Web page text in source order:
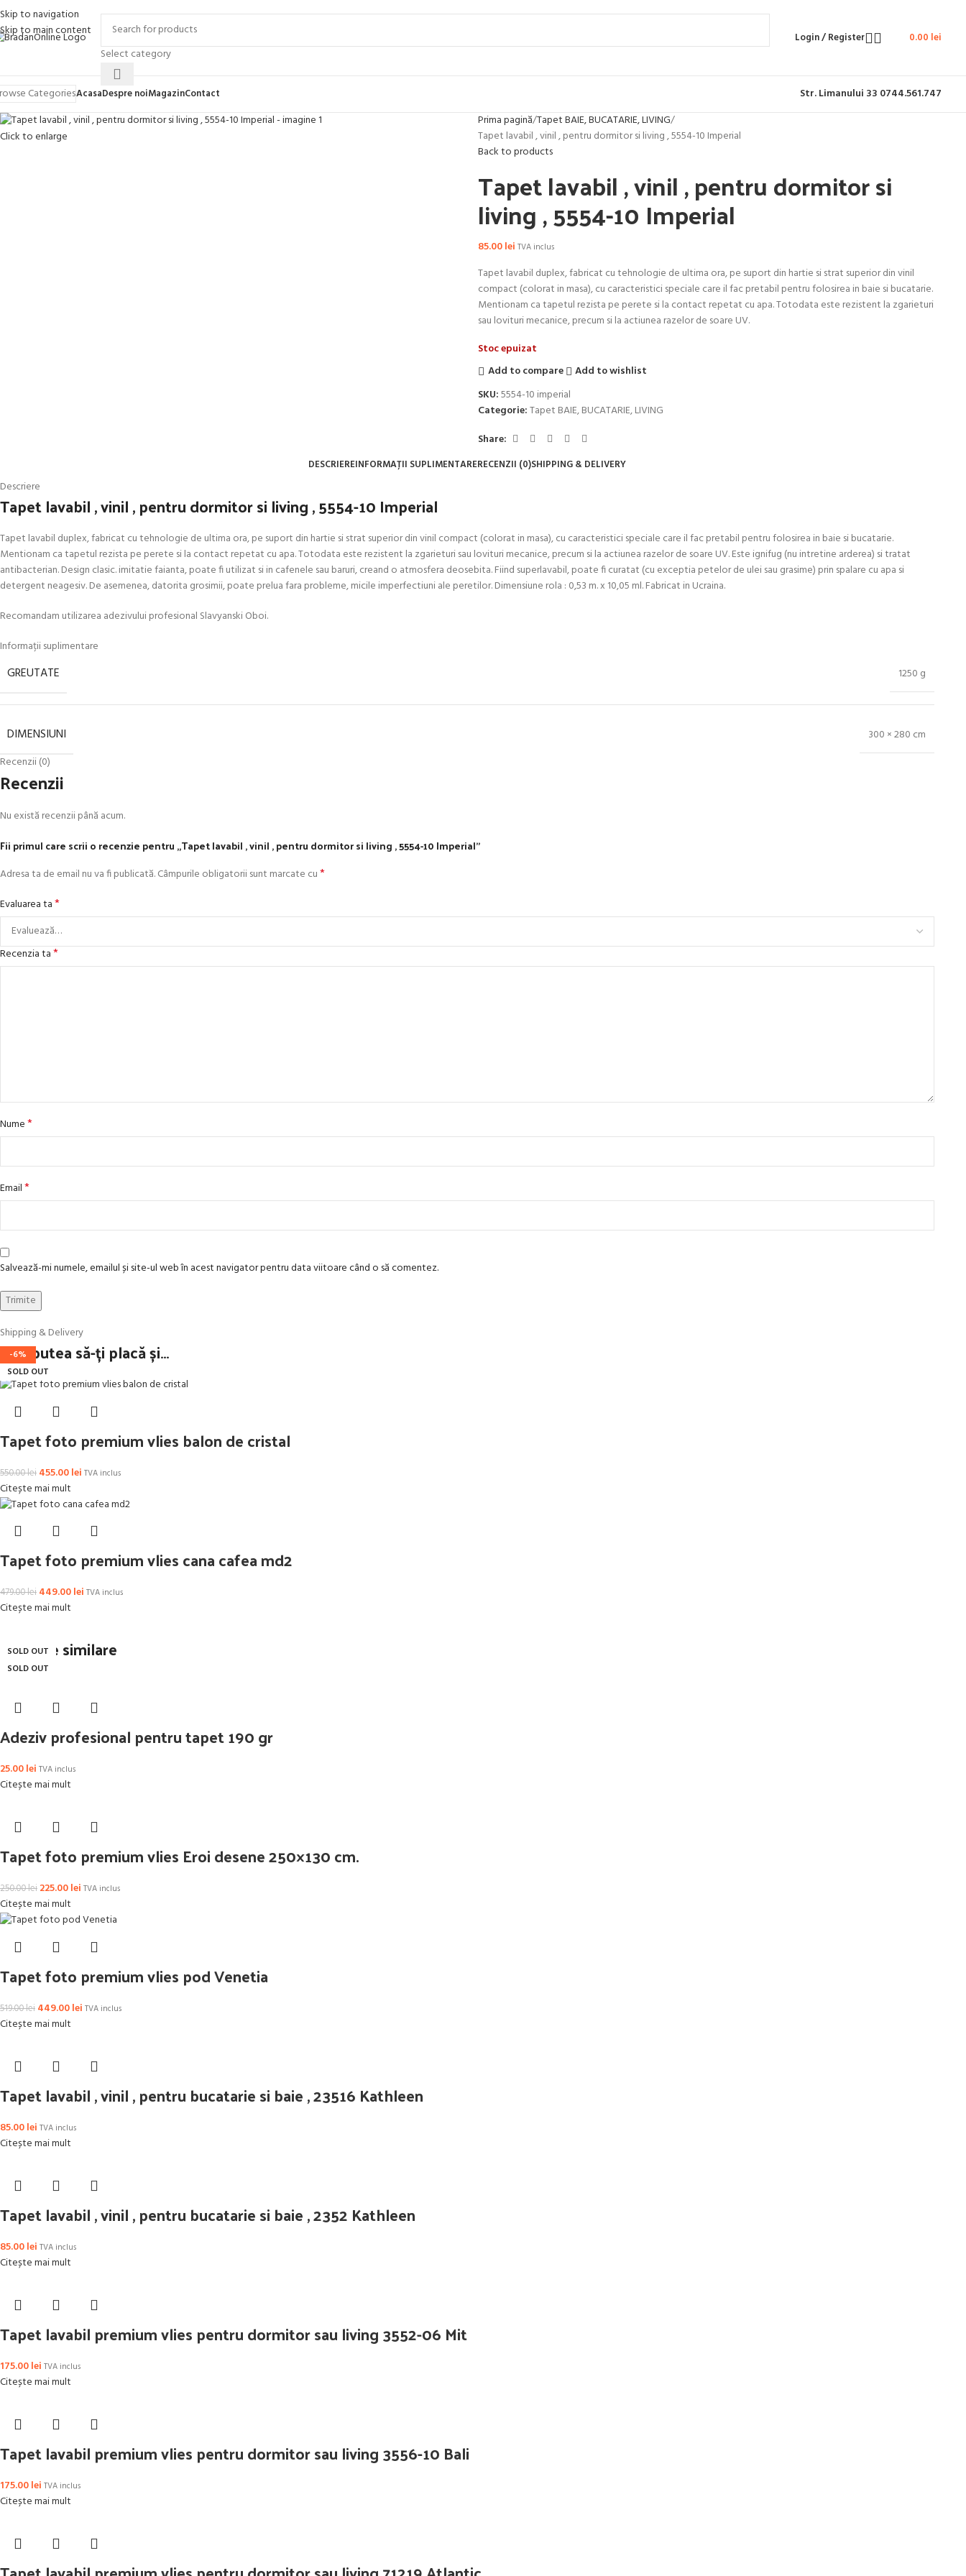
Skip to navigation
Skip to main content
Select category
Login / Register 0.00 lei
CategoriesAcasaDespre noiMagazinContact Str. Limanului 33 0744.561.747
SOLD OUT
Click to enlarge
Prima pagină Tapet BAIE, BUCATARIE, LIVING
Tapet lavabil , vinil , pentru dormitor si living , 5554-10 Imperial
Back to products
Tapet lavabil , vinil , pentru dormitor si
living , 5554-10 Imperial
85.00lei TVA inclus
Tapet lavabil duplex, fabricat cu tehnologie de ultima ora, pe suport din hartie si strat superior din vinil
compact (colorat in masa), cu caracteristici speciale care il fac pretabil pentru folosirea in baie si bucatarie.
Mentionam ca tapetul rezista pe perete si la contact repetat cu apa. Totodata este rezistent la zgarieturi
sau lovituri mecanice, precum si la actiunea razelor de soare UV.
Stoc epuizat
Add to compare
Add to wishlist
SKU:5554-10 imperial
Categorie:Tapet BAIE, BUCATARIE, LIVING
Share:
DESCRIEREINFORMAȚII SUPLIMENTARERECENZII (0)SHIPPING & DELIVERY
Descriere
Tapet lavabil , vinil , pentru dormitor si living , 5554-10 Imperial
Tapet lavabil duplex, fabricat cu tehnologie de ultima ora, pe suport din hartie si strat superior din vinil compact (colorat in masa), cu caracteristici speciale care il fac pretabil pentru folosirea in baie si bucatarie.
Mentionam ca tapetul rezista pe perete si la contact repetat cu apa. Totodata este rezistent la zgarieturi sau lovituri mecanice, precum si la actiunea razelor de soare UV. Este ignifug (nu intretine arderea) si tratat
antibacterian. Design clasic. imitatie faianta, poate fi utilizat si in cafenele sau baruri, creand o atmosfera deosebita. Fiind superlavabil, poate fi curatat (cu exceptia petelor de ulei sau grasime) prin spalare cu apa si
detergent neagesiv. De asemenea, datorita grosimii, poate prelua fara probleme, micile imperfectiuni ale peretilor. Dimensiune rola : 0,53 m. x 10,05 ml. Fabricat in Ucraina.
Recomandam utilizarea adezivului profesional Slavyanski Oboi.
Informații suplimentare
GREUTATE 1250 g
DIMENSIUNI
300 × 280 cm
Recenzii (0)
Recenzii
Nu există recenzii până acum.
Fii primul care scrii o recenzie pentru „Tapet lavabil , vinil , pentru dormitor si living , 5554-10 Imperial”
Adresa ta de email nu va fi publicată.Câmpurile obligatorii sunt marcate cu*
Evaluarea ta*
Recenzia ta*
Nume*
Email*
Salvează-mi numele, emailul și site-ul web în acest navigator pentru data viitoare când o să comentez.
Shipping & Delivery
S-ar putea să-ți placă și…
-17%
SOLD OUT
Tapet foto premium vlies balon de cristal
550.00lei 455.00lei TVA inclus
Citește mai mult
-6%
SOLD OUT
Tapet foto premium vlies cana cafea md2
479.00lei 449.00lei TVA inclus
Citește mai mult
Produse similare
SOLD OUT
Adeziv profesional pentru tapet 190 gr
25.00lei TVA inclus
Citește mai mult
-10%
SOLD OUT
Tapet foto premium vlies Eroi desene 250×130 cm.
250.00lei 225.00lei TVA inclus
Citește mai mult
-13%
SOLD OUT
Tapet foto premium vlies pod Venetia
519.00lei 449.00lei TVA inclus
Citește mai mult
SOLD OUT
Tapet lavabil , vinil , pentru bucatarie si baie , 23516 Kathleen
85.00lei TVA inclus
Citește mai mult
SOLD OUT
Tapet lavabil , vinil , pentru bucatarie si baie , 2352 Kathleen
85.00lei TVA inclus
Citește mai mult
SOLD OUT
Tapet lavabil premium vlies pentru dormitor sau living 3552-06 Mit
175.00lei TVA inclus
Citește mai mult
SOLD OUT
Tapet lavabil premium vlies pentru dormitor sau living 3556-10 Bali
175.00lei TVA inclus
Citește mai mult
SOLD OUT